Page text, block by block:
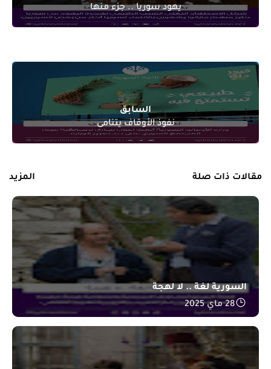
يهود سوريا .. جزء منها
السابق
نفوذ الأوقاف يتنامى
مقالات ذات صلة المزيد
السورية لغة .. لا لهجة
28 ماي 2025